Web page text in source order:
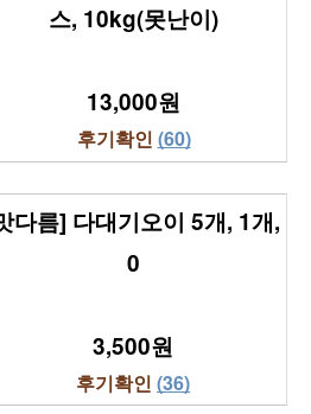
스, 10kg(못난이)
13,000원
후기확인 (60)
다름] 다대기오이 5개, 1개,
0
3,500원
후기확인 (36)